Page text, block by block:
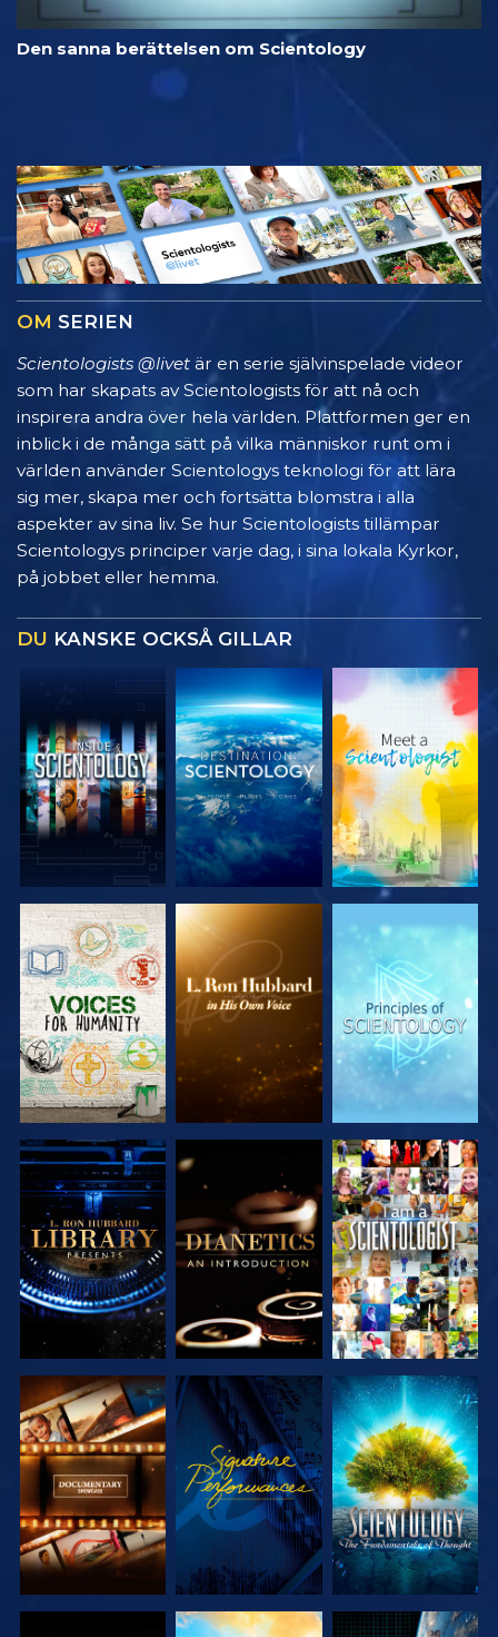
Den sanna berättelsen om Scientology
OM SERIEN
Scientologists @livet är en serie självinspelade videor
som har skapats av Scientologists för att nå och
inspirera andra över hela världen. Plattformen ger en
inblick i de många sätt på vilka människor runt om i
världen använder Scientologys teknologi för att lära
sig mer, skapa mer och fortsätta blomstra i alla
aspekter av sina liv. Se hur Scientologists tillämpar
Scientologys principer varje dag, i sina lokala Kyrkor,
på jobbet eller hemma.
DU KANSKE OCKSÅ GILLAR
UTFORSKA
SERIEN
UTFORSKA
SERIEN
UTFORSKA
SERIEN
UTFORSKA
SERIEN
UTFORSKA
SERIEN
TITTA
UTFORSKA
SERIEN
TITTA
UTFORSKA
SERIEN